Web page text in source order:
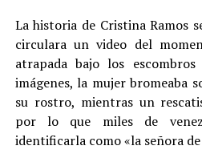
La historia de Cristina Ramos
circulara un video del
atrapada bajo los
imágenes, la mujer bromeaba
su rostro, mientras un
por lo que miles de
identificarla como «la señora